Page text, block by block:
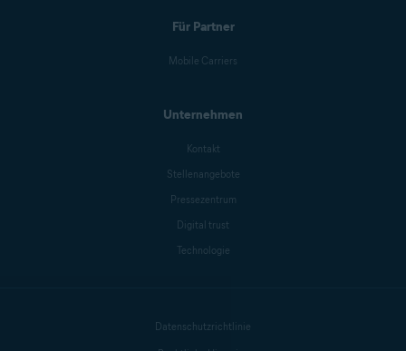
Für Partner
Mobile Carriers
Unternehmen
Kontakt
Stellenangebote
Pressezentrum
Digital trust
Technologie
Datenschutzrichtlinie